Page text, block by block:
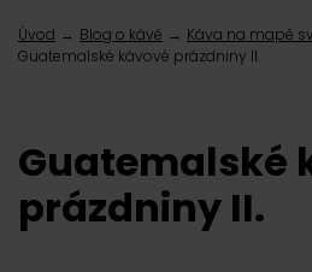
Úvod Blog o kávě
Káva na mapě
Guatemalské kávové prázdniny II.
Guatemalské
prázdniny II.